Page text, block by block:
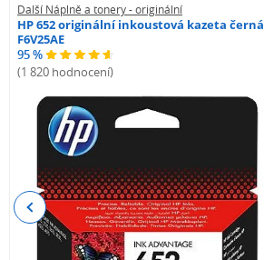
Další Náplně a tonery - originální
HP 652 originální inkoustová kazeta černá
F6V25AE
95 %
(1 820 hodnocení)
Previous